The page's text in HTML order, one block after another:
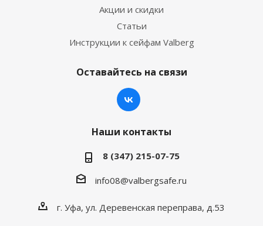
Акции и скидки
Статьи
Инструкции к сейфам Valberg
Оставайтесь на связи
Наши контакты
8 (347) 215-07-75
info08@valbergsafe.ru
г. Уфа, ул. Деревенская переправа, д.53